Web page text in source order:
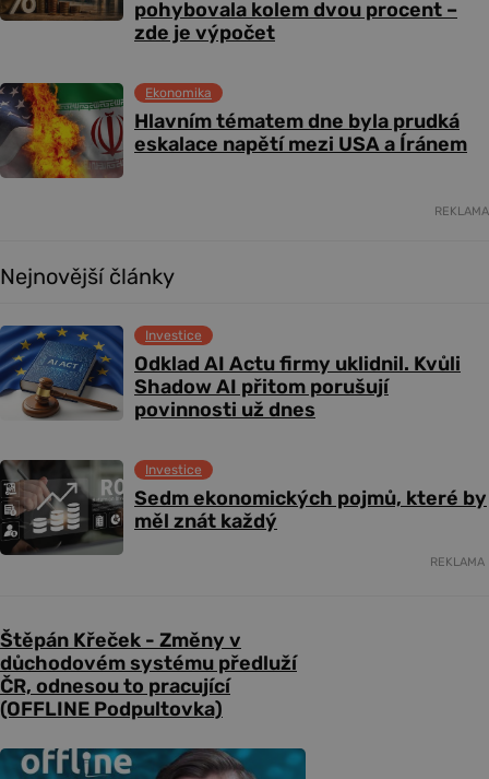
pohybovala kolem dvou procent –
zde je výpočet
Hlavním tématem dne byla prudká
eskalace napětí mezi USA a Íránem
Ekonomika
REKLAMA
Nejnovější články
Odklad AI Actu firmy uklidnil. Kvůli
Shadow AI přitom porušují
povinnosti už dnes
Investice
Sedm ekonomických pojmů, které by
měl znát každý
Investice
REKLAMA
Štěpán Křeček - Změny v
důchodovém systému předluží
ČR, odnesou to pracující
(OFFLINE Podpultovka)